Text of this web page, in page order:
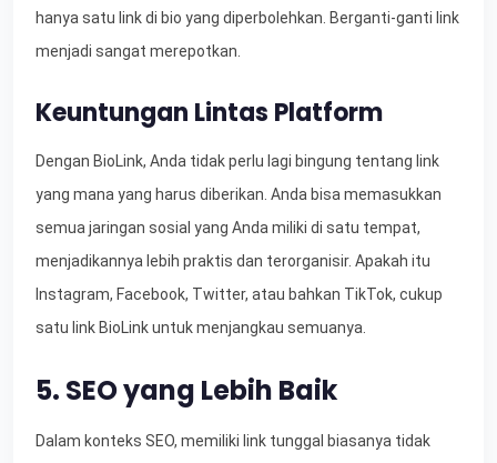
hanya satu link di bio yang diperbolehkan. Berganti-ganti link
menjadi sangat merepotkan.
Keuntungan Lintas Platform
Dengan BioLink, Anda tidak perlu lagi bingung tentang link
yang mana yang harus diberikan. Anda bisa memasukkan
semua jaringan sosial yang Anda miliki di satu tempat,
menjadikannya lebih praktis dan terorganisir. Apakah itu
Instagram, Facebook, Twitter, atau bahkan TikTok, cukup
satu link BioLink untuk menjangkau semuanya.
5. SEO yang Lebih Baik
Dalam konteks SEO, memiliki link tunggal biasanya tidak